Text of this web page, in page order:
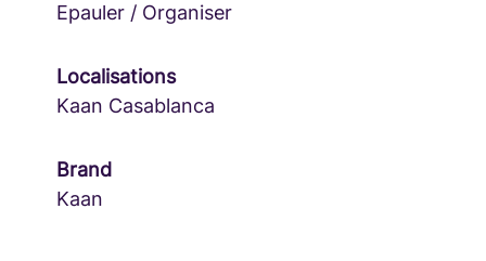
Epauler / Organiser
Localisations
Kaan Casablanca
Brand
Kaan